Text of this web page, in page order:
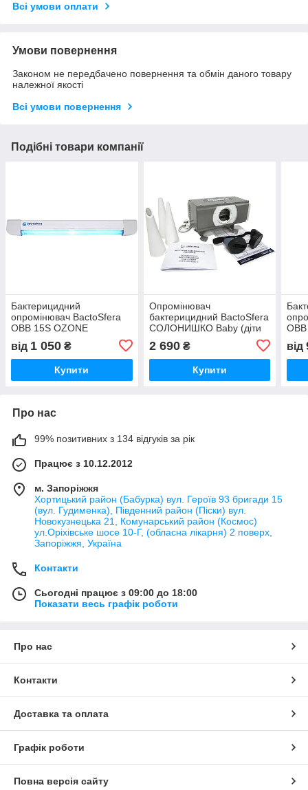
Всі умови оплати
Умови повернення
Законом не передбачено повернення та обмін даного товару
належної якості
Всі умови повернення
Подібні товари компанії
Бактерицидний
опромінювач BactoSfera
OBB 15S OZONE
від 1 050 ₴
Купити
Опромінювач
бактерицидний BactoSfera
СОЛОНИШКО Baby (діти
2 690₴
Купити
від
Про нас
99% позитивних з 134 відгуків за рік
Працює з 10.12.2012
м. Запоріжжя
Хортицький район (Бабурка) вул. Героїв 93 бригади 15
(вул. Гудименка), Південний район (Піски) вул.
Новокузнецька 21, Комунарський район (Космос)
ул.Оріхівське шосе 10-Г, (обласна лікарня) 2 поверх,
Запоріжжя, Україна
Контакти
Сьогодні працює з 09:00 до 18:00
Показати весь графік роботи
Про нас
Контакти
Доставка та оплата
Графік роботи
Повна версія сайту